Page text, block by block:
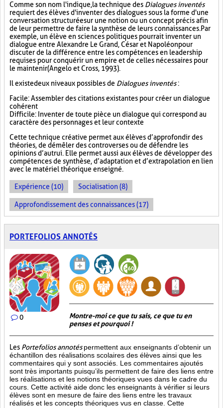
Comme son nom l'indique, la technique des Dialogues inventés
requiert des élèves d'inventer des dialogues sous la forme d'une
conversation structurée sur une notion ou un concept précis afin
de leur permettre de faire la synthèse de leurs connaissances. Par
exemple, un élève en sciences politiques pourrait inventer un
dialogue entre Alexandre Le Grand, César et Napoléon pour
discuter de la différence entre les compétences en leadership
requises pour conquérir un empire et de celles nécessaires pour
le maintenir (Angelo et Cross, 1993).
Il existe deux niveaux possibles de Dialogues inventés:
Facile : Assembler des citations existantes pour créer un dialogue
cohérent
Difficile : Inventer de toute pièce un dialogue qui correspond au
caractère des personnages et leur contexte
Cette technique créative permet aux élèves d’approfondir des
théories, de démêler des controverses ou de défendre les
opinions d’autrui. Elle permet aussi aux élèves de développer des
compétences de synthèse, d’adaptation et d’extrapolation en lien
avec le matériel théorique enseigné.
Expérience (10) Socialisation (8)
Approfondissement des connaissances (17)
PORTEFOLIOS ANNOTÉS
0
Montre-moi ce que tu sais, ce que tu en
penses et pourquoi !
Les Portefolios annotés permettent aux enseignants d’obtenir un
échantillon des réalisations scolaires des élèves ainsi que les
commentaires qui y sont associés. Les commentaires ajoutés
sont très importants puisqu’ils permettent de faire des liens entre
les réalisations et les notions théoriques vues dans le cadre du
cours. Cette activité aide donc les enseignants à vérifier si leurs
élèves sont en mesure de faire des liens entre les travaux
réalisés et les concepts théoriques vus en classe. Cette